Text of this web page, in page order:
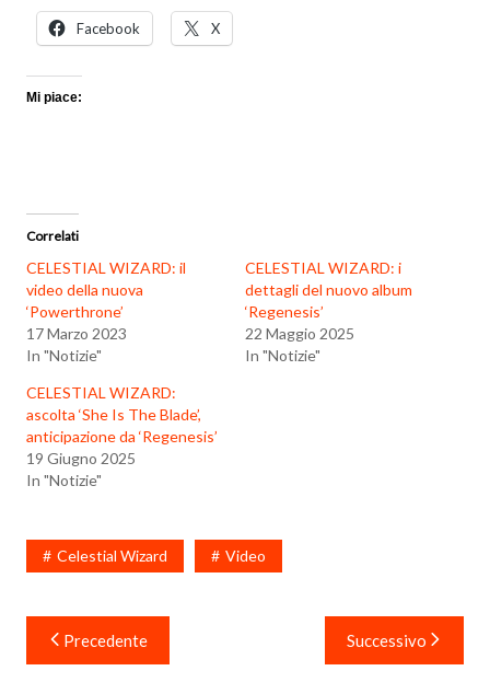
Facebook X
Mi piace:
Correlati
CELESTIAL WIZARD: il
video della nuova
‘Powerthrone’
17 Marzo 2023
In "Notizie"
CELESTIAL WIZARD: i
dettagli del nuovo album
‘Regenesis’
22 Maggio 2025
In "Notizie"
CELESTIAL WIZARD:
ascolta ‘She Is The Blade’,
anticipazione da ‘Regenesis’
19 Giugno 2025
In "Notizie"
Celestial Wizard Video
Navigazione
articoli
Precedente Successivo